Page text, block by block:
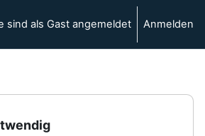
sind als Gast angemeldet Anmelden